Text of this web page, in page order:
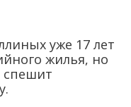
уже 17 лет
жилья, но
спешит